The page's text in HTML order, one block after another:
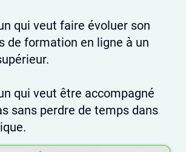
qui veut faire évoluer son
de formation en ligne à un
qui veut être accompagné
sans perdre de temps dans